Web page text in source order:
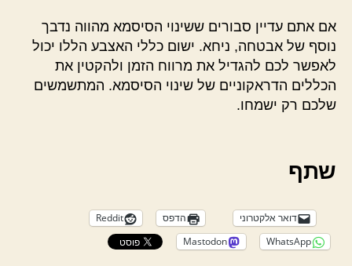
אם אתם עדיין סבורים ששינוי הסיסמא מהווה נדבך
נוסף של אבטחה, ניחא. ישום כללי האצבע הללו יכול
לאפשר לכם להגדיל את מרווח הזמן ולהקטין את
הכללים הדראקוניים של שינוי הסיסמא. המתשמשים
שלכם רק ישמחו.
שתף
דואר אלקטרוני הדפס
Reddit
WhatsApp
Mastodon